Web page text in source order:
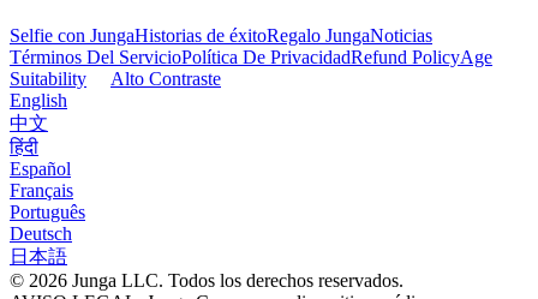
Selfie con JungaHistorias de éxitoRegalo JungaNoticias
Términos Del ServicioPolítica De PrivacidadRefund PolicyAge
Suitability
Alto Contraste
English
中文
हिंदी
Español
Français
Português
Deutsch
日本語
© 2026 Junga LLC. Todos los derechos reservados.